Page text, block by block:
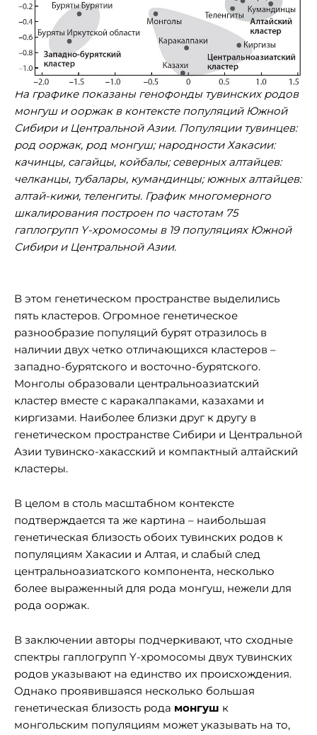
На графике показаны генофонды тувинских родов
монгуш и ооржак в контексте популяций Южной
Сибири и Центральной Азии. Популяции тувинцев:
род ооржак, род монгуш; народности Хакасии:
качинцы, сагайцы, койбалы; северных алтайцев:
челканцы, тубалары, кумандинцы; южных алтайцев:
алтай-кижи, теленгиты. График многомерного
шкалирования построен по частотам 75
гаплогрупп Y-хромосомы в 19 популяциях Южной
Сибири и Центральной Азии.
В этом генетическом пространстве выделились
пять кластеров. Огромное генетическое
разнообразие популяций бурят отразилось в
наличии двух четко отличающихся кластеров –
западно-бурятского и восточно-бурятского.
Монголы образовали центральноазиатский
кластер вместе с каракалпаками, казахами и
киргизами. Наиболее близки друг к другу в
генетическом пространстве Сибири и Центральной
Азии тувинско-хакасский и компактный алтайский
кластеры.
В целом в столь масштабном контексте
подтверждается та же картина – наибольшая
генетическая близость обоих тувинских родов к
популяциям Хакасии и Алтая, и слабый след
центральноазиатского компонента, несколько
более выраженный для рода монгуш, нежели для
рода ооржак.
В заключении авторы подчеркивают, что сходные
спектры гаплогрупп Y-хромосомы двух тувинских
родов указывают на единство их происхождения.
Однако проявившаяся несколько большая
генетическая близость рода монгуш к
монгольским популяциям может указывать на то,